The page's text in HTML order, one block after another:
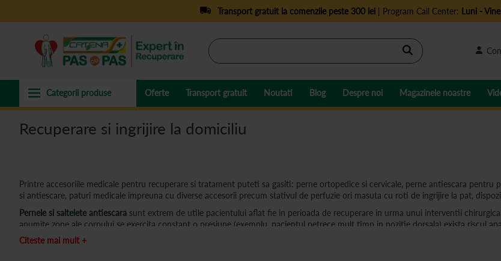
Transport gratuit la comenzile peste 300 lei| Program Call Center: Luni -
Cautare
Oferte Transport gratuit Noutati Blog Despre noi Magazinele noastre
Recuperare si ingrijire la domiciliu
Printre accesoriile medicale pentru recuperare si tratament puteti sa gasiti: perne ortopedice si cervicale, perne antiescara
si antiescare, paturi medicale impreuna cu diverse accesorii precum stativul de perfuzie ori masuta cu roti de ingrijire la pat,
Pernele si saltelete antiescara sunt extrem de utile pacientului aflat fie in perioada de recuperare in urma unui interventii
anumite zone ale corpului se exercita constant o presiune (exemplu, pacientul petrece mult timp in pozitie dorsala) exista riscul
Spatarele(inaltatorul de perna), accesoriile de sprijin vin sa ofere mai mult confort utilizatorului.
Citeste mai mult +